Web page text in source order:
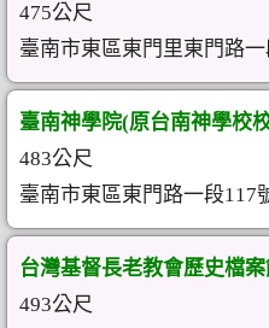
475公尺
臺南市東區東門里東門路
臺南神學院(原台南神學校
483公尺
臺南市東區東門路一段117
台灣基督長老教會歷史檔
493公尺